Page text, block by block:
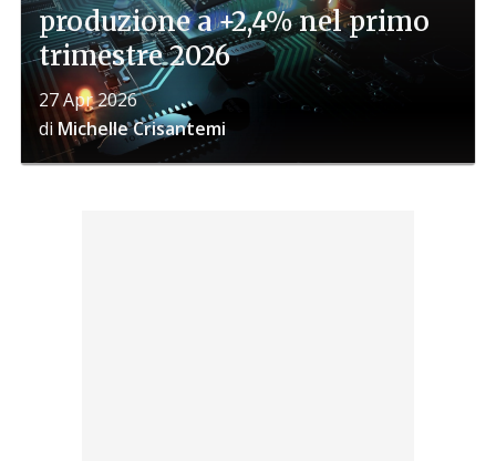
produzione a +2,4% nel primo
trimestre 2026
27 Apr 2026
diMichelle Crisantemi